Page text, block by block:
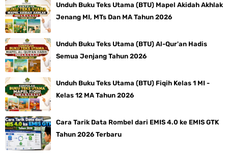
Unduh Buku Teks Utama (BTU) Mapel Akidah Akhlak
Jenang MI, MTs Dan MA Tahun 2026
Unduh Buku Teks Utama (BTU) Al-Qur'an Hadis
Semua Jenjang Tahun 2026
Unduh Buku Teks Utama (BTU) Fiqih Kelas 1 MI -
Kelas 12 MA Tahun 2026
Cara Tarik Data Rombel dari EMIS 4.0 ke EMIS GTK
Tahun 2026 Terbaru